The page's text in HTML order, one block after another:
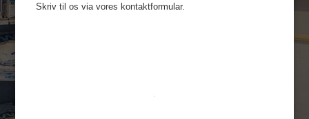
Skriv til os via vores kontaktformular.